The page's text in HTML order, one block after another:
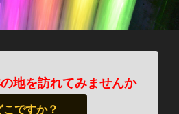
地を訪れてみませんか
こですか？